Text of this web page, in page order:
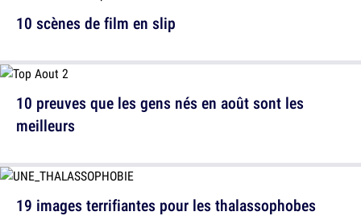
10 preuves que les gens nés en août sont les
meilleurs
10 scènes de film en slip
19 images terrifiantes pour les thalassophobes